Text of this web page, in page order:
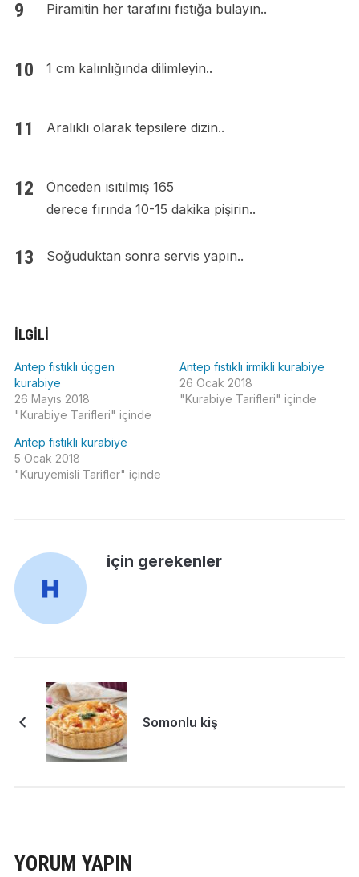
Piramitin her tarafını fıstığa bulayın..
1 cm kalınlığında dilimleyin..
Aralıklı olarak tepsilere dizin..
Önceden ısıtılmış 165
derece fırında 10-15 dakika pişirin..
Soğuduktan sonra servis yapın..
İLGILI
Antep fıstıklı üçgen
kurabiye
26 Mayıs 2018
"Kurabiye Tarifleri" içinde
Antep fıstıklı irmikli kurabiye
26 Ocak 2018
"Kurabiye Tarifleri" içinde
Antep fıstıklı kurabiye
5 Ocak 2018
"Kuruyemisli Tarifler" içinde
için gerekenler
Somonlu kiş
YORUM YAPIN